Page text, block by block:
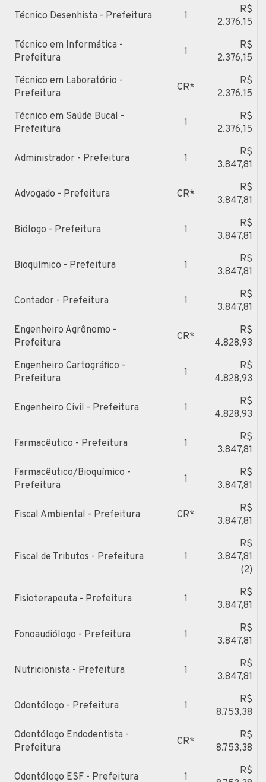
Técnico Desenhista - Prefeitura 1
R$
2.376,15
Técnico em Informática -
Prefeitura
1
R$
2.376,15
Técnico em Laboratório -
Prefeitura
CR*
R$
2.376,15
Técnico em Saúde Bucal -
Prefeitura
1
R$
2.376,15
Administrador - Prefeitura 1
R$
3.847,81
Advogado - Prefeitura CR*
R$
3.847,81
Biólogo - Prefeitura 1
R$
3.847,81
Bioquímico - Prefeitura 1
R$
3.847,81
Contador - Prefeitura 1
R$
3.847,81
Engenheiro Agrônomo -
Prefeitura
CR*
R$
4.828,93
Engenheiro Cartográfico -
Prefeitura
1
R$
4.828,93
Engenheiro Civil - Prefeitura 1
R$
4.828,93
Farmacêutico - Prefeitura 1
R$
3.847,81
Farmacêutico/Bioquímico -
Prefeitura
1
R$
3.847,81
Fiscal Ambiental - Prefeitura CR*
R$
3.847,81
Fiscal de Tributos - Prefeitura 1
R$
3.847,81
(2)
Fisioterapeuta - Prefeitura 1
R$
3.847,81
Fonoaudiólogo - Prefeitura 1
R$
3.847,81
Nutricionista - Prefeitura 1
R$
3.847,81
Odontólogo - Prefeitura 1
R$
8.753,38
Odontólogo Endodentista -
Prefeitura
CR*
R$
8.753,38
Odontólogo ESF - Prefeitura 1
R$